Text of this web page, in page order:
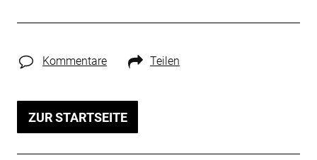
Kommentare Teilen
ZUR STARTSEITE